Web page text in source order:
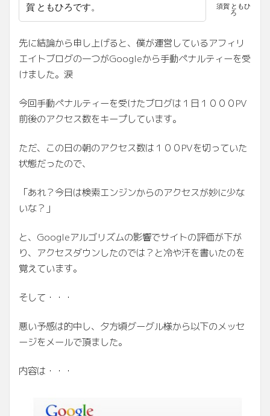
須賀 ともひ
ろ
賀 ともひろです。
先に結論から申し上げると、僕が運営しているアフィリ
エイトブログの一つがGoogleから手動ペナルティーを受
けました。涙
今回手動ペナルティーを受けたブログは１日１０００PV
前後のアクセス数をキープしています。
ただ、この日の朝のアクセス数は１００PVを切っていた
状態だったので、
「あれ？今日は検索エンジンからのアクセスが妙に少な
いな？」
と、Googleアルゴリズムの影響でサイトの評価が下が
り、アクセスダウンしたのでは？と冷や汗を書いたのを
覚えています。
そして・・・
悪い予感は的中し、夕方頃グーグル様から以下のメッセ
ージをメールで頂ました。
内容は・・・